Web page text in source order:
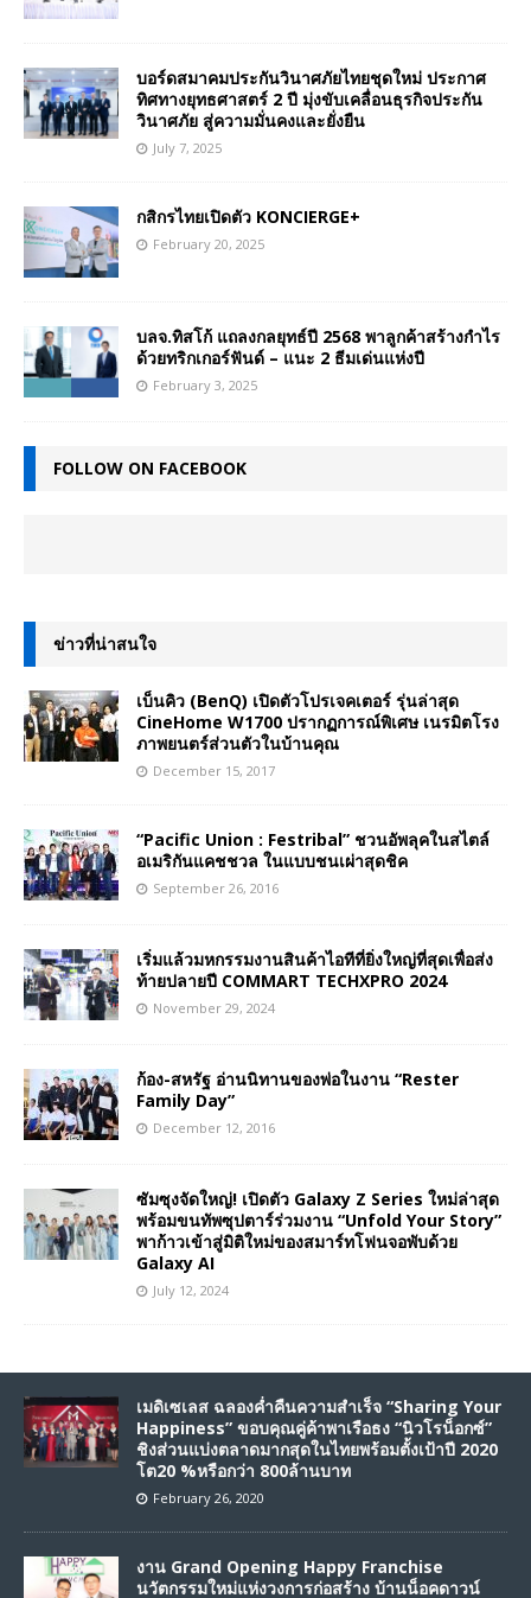
บอร์ดสมาคมประกันวินาศภัยไทยชุดใหม่ ประกาศ
ทิศทางยุทธศาสตร์ 2 ปี มุ่งขับเคลื่อนธุรกิจประกัน
วินาศภัย สู่ความมั่นคงและยั่งยืน
July 7, 2025
กสิกรไทยเปิดตัว KONCIERGE+
February 20, 2025
บลจ.ทิสโก้ แถลงกลยุทธ์ปี 2568 พาลูกค้าสร้างกำไร
ด้วยทริกเกอร์ฟันด์ – แนะ 2 ธีมเด่นแห่งปี
February 3, 2025
FOLLOW ON FACEBOOK
ข่าวที่น่าสนใจ
เบ็นคิว (BenQ) เปิดตัวโปรเจคเตอร์ รุ่นล่าสุด
CineHome W1700 ปรากฏการณ์พิเศษ เนรมิตโรง
ภาพยนตร์ส่วนตัวในบ้านคุณ
December 15, 2017
“Pacific Union : Festribal” ชวนอัพลุคในสไตล์
อเมริกันแคชชวล ในแบบชนเผ่าสุดชิค
September 26, 2016
เริ่มแล้วมหกรรมงานสินค้าไอทีที่ยิ่งใหญ่ที่สุดเพื่อส่ง
ท้ายปลายปี COMMART TECHXPRO 2024
November 29, 2024
ก้อง-สหรัฐ อ่านนิทานของพ่อในงาน “Rester
Family Day”
December 12, 2016
ซัมซุงจัดใหญ่! เปิดตัว Galaxy Z Series ใหม่ล่าสุด
พร้อมขนทัพซุปตาร์ร่วมงาน “Unfold Your Story”
พาก้าวเข้าสู่มิติใหม่ของสมาร์ทโฟนจอพับด้วย
Galaxy AI
July 12, 2024
เมดิเซเลส ฉลองค่ำคืนความสำเร็จ “Sharing Your
Happiness” ขอบคุณคู่ค้าพาเรือธง “นิวโรน็อกซ์”
ชิงส่วนแบ่งตลาดมากสุดในไทยพร้อมตั้งเป้าปี 2020
โต20 %หรือกว่า 800ล้านบาท
February 26, 2020
งาน Grand Opening Happy Franchise
นวัตกรรมใหม่แห่งวงการก่อสร้าง บ้านน็อคดาวน์